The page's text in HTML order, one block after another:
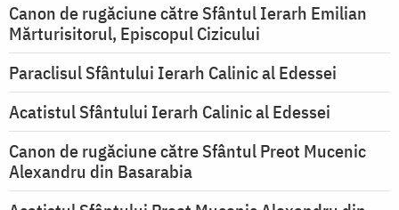
Canon de rugăciune către Sfântul Ierarh Emilian
Mărturisitorul, Episcopul Cizicului
Paraclisul Sfântului Ierarh Calinic al Edessei
Acatistul Sfântului Ierarh Calinic al Edessei
Canon de rugăciune către Sfântul Preot Mucenic
Alexandru din Basarabia